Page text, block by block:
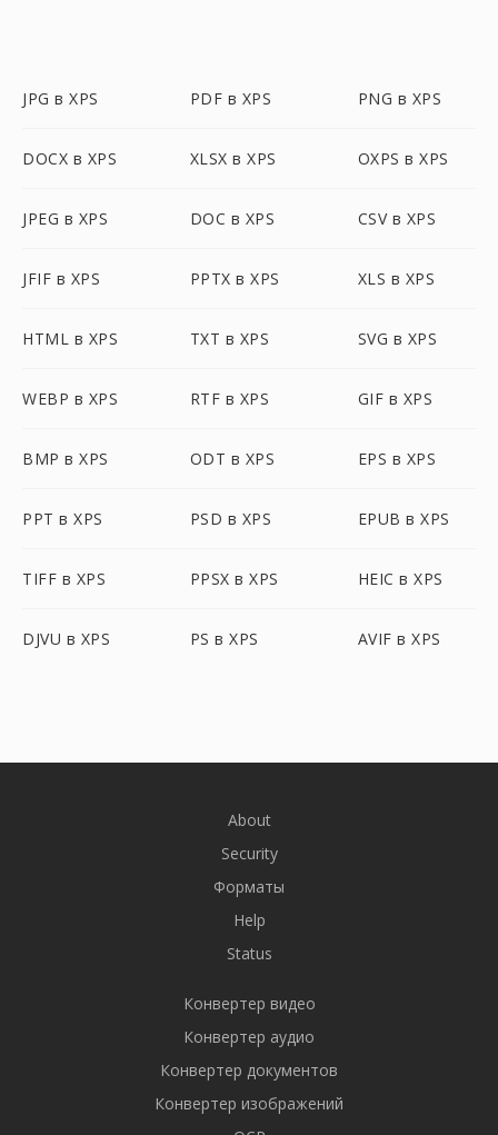
JPG в XPS PDF в XPS PNG в XPS
DOCX в XPS XLSX в XPS OXPS в XPS
JPEG в XPS DOC в XPS CSV в XPS
JFIF в XPS PPTX в XPS XLS в XPS
HTML в XPS TXT в XPS SVG в XPS
WEBP в XPS RTF в XPS GIF в XPS
BMP в XPS ODT в XPS EPS в XPS
PPT в XPS PSD в XPS EPUB в XPS
TIFF в XPS PPSX в XPS HEIC в XPS
DJVU в XPS PS в XPS AVIF в XPS
About
Security
Форматы
Help
Status
Конвертер видео
Конвертер аудио
Конвертер документов
Конвертер изображений